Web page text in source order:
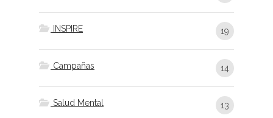
INSPIRE 19
Campañas 14
Salud Mental 13